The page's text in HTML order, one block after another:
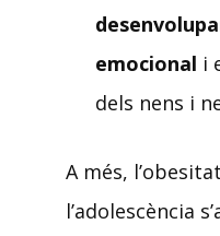
emocional i
dels nens i
A més,
l’adolescència